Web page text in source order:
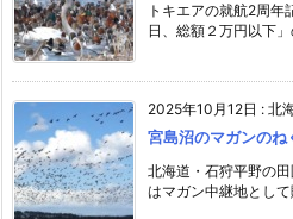
トキエアの就航2周
日、総額２万円以下
2025年10月12日 : 北
宮島沼のマガンのね
北海道・石狩平野の
はマガン中継地とし